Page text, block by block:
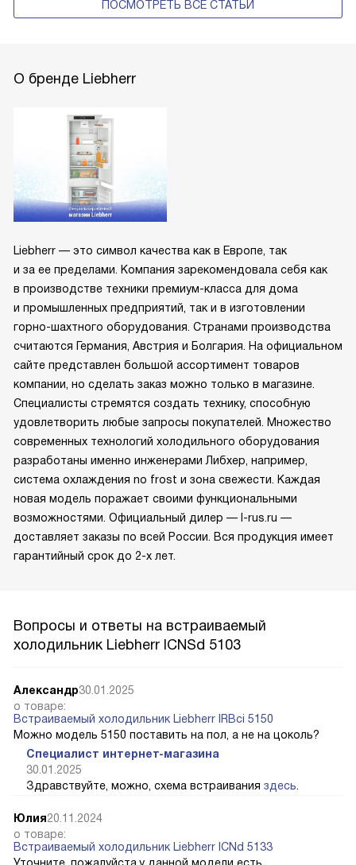
ПОСМОТРЕТЬ ВСЕ СТАТЬИ
О бренде Liebherr
Liebherr — это символ качества как в Европе, так
и за ее пределами. Компания зарекомендовала себя как
в производстве техники премиум-класса для дома
и промышленных предприятий, так и в изготовлении
горно-шахтного оборудования. Странами производства
считаются Германия, Австрия и Болгария. На официальном
сайте представлен большой ассортимент товаров
компании, но сделать заказ можно только в магазине.
Специалисты стремятся создать технику, способную
удовлетворить любые запросы покупателей. Множество
современных технологий холодильного оборудования
разработаны именно инженерами Либхер, например,
система охлаждения no frost и зона свежести. Каждая
новая модель поражает своими функциональными
возможностями. Официальный дилер — l-rus.ru —
доставляет заказы по всей России. Вся продукция имеет
гарантийный срок до 2-х лет.
Вопросы и ответы на встраиваемый
холодильник Liebherr ICNSd 5103
Александр30.01.2025
о товаре:
Встраиваемый холодильник Liebherr IRBci 5150
Можно модель 5150 поставить на пол, а не на цоколь?
Специалист интернет-магазина
30.01.2025
Здравствуйте, можно, схема встраивания здесь.
Юлия20.11.2024
о товаре:
Встраиваемый холодильник Liebherr ICNd 5133